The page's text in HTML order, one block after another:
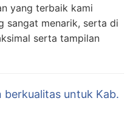
yang terbaik kami
sangat menarik, serta di
serta tampilan
untuk Kab.